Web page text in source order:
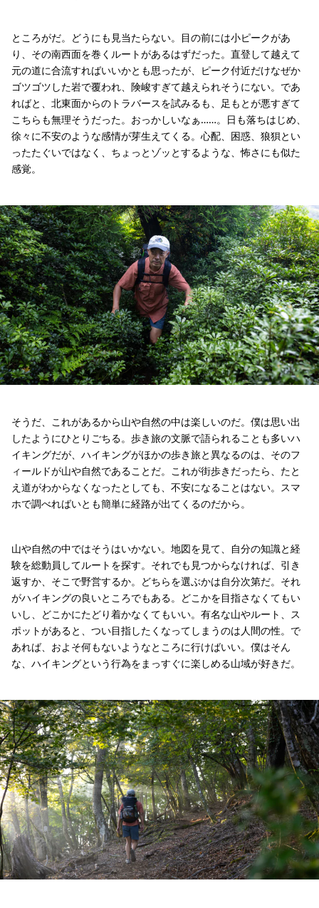
ところがだ。どうにも見当たらない。目の前には小ピークがあ
り、その南西面を巻くルートがあるはずだった。直登して越えて
元の道に合流すればいいかとも思ったが、ピーク付近だけなぜか
ゴツゴツした岩で覆われ、険峻すぎて越えられそうにない。であ
ればと、北東面からのトラバースを試みるも、足もとが悪すぎて
こちらも無理そうだった。おっかしいなぁ……。日も落ちはじめ、
徐々に不安のような感情が芽生えてくる。心配、困惑、狼狽とい
ったたぐいではなく、ちょっとゾッとするような、怖さにも似た
感覚。
そうだ、これがあるから山や自然の中は楽しいのだ。僕は思い出
したようにひとりごちる。歩き旅の文脈で語られることも多いハ
イキングだが、ハイキングがほかの歩き旅と異なるのは、そのフ
ィールドが山や自然であることだ。これが街歩きだったら、たと
え道がわからなくなったとしても、不安になることはない。スマ
ホで調べればいとも簡単に経路が出てくるのだから。
山や自然の中ではそうはいかない。地図を見て、自分の知識と経
験を総動員してルートを探す。それでも見つからなければ、引き
返すか、そこで野営するか。どちらを選ぶかは自分次第だ。それ
がハイキングの良いところでもある。どこかを目指さなくてもい
いし、どこかにたどり着かなくてもいい。有名な山やルート、ス
ポットがあると、つい目指したくなってしまうのは人間の性。で
あれば、およそ何もないようなところに行けばいい。僕はそん
な、ハイキングという行為をまっすぐに楽しめる山域が好きだ。